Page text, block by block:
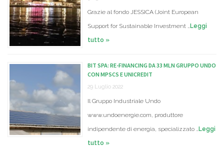
Grazie al fondo JESSICA (Joint European
Support for Sustainable Investment … Leggi
tutto »
BIT SPA: RE-FINANCING DA 33 MLN GRUPPO UNDO
CON MPSCS E UNICREDIT
29 Luglio 2022
Il Gruppo Industriale Undo
www.undoenergie.com, produttore
indipendente di energia, specializzato … Leggi
tutto »